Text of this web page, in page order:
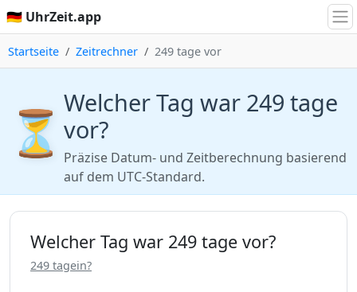
🇩🇪 UhrZeit.app
Startseite Zeitrechner 249 tage vor
⏳ Welcher Tag war 249 tage
vor?
Präzise Datum- und Zeitberechnung basierend
auf dem UTC-Standard.
Welcher Tag war 249 tage vor?
249 tagein?